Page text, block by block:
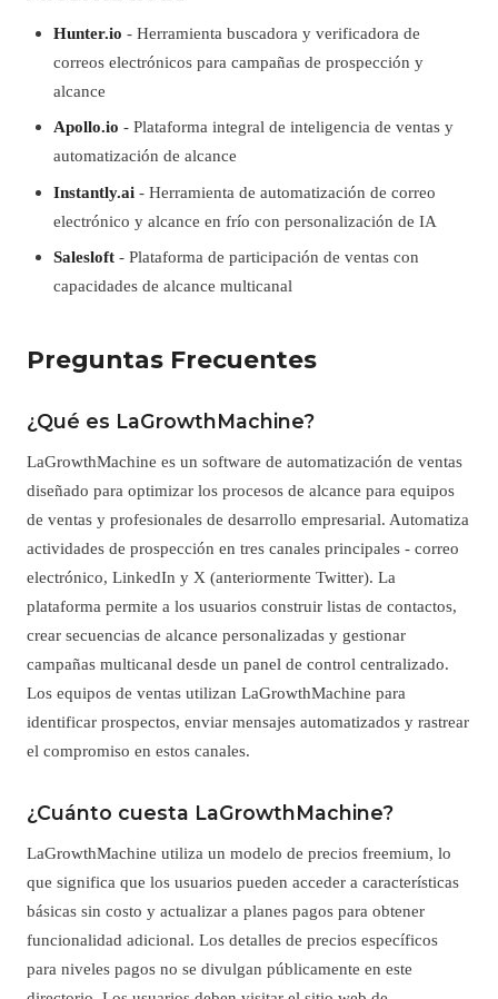
Hunter.io - Herramienta buscadora y verificadora de
correos electrónicos para campañas de prospección y
alcance
Apollo.io - Plataforma integral de inteligencia de ventas y
automatización de alcance
Instantly.ai - Herramienta de automatización de correo
electrónico y alcance en frío con personalización de IA
Salesloft - Plataforma de participación de ventas con
capacidades de alcance multicanal
Preguntas Frecuentes
¿Qué es LaGrowthMachine?
LaGrowthMachine es un software de automatización de ventas
diseñado para optimizar los procesos de alcance para equipos
de ventas y profesionales de desarrollo empresarial. Automatiza
actividades de prospección en tres canales principales - correo
electrónico, LinkedIn y X (anteriormente Twitter). La
plataforma permite a los usuarios construir listas de contactos,
crear secuencias de alcance personalizadas y gestionar
campañas multicanal desde un panel de control centralizado.
Los equipos de ventas utilizan LaGrowthMachine para
identificar prospectos, enviar mensajes automatizados y rastrear
el compromiso en estos canales.
¿Cuánto cuesta LaGrowthMachine?
LaGrowthMachine utiliza un modelo de precios freemium, lo
que significa que los usuarios pueden acceder a características
básicas sin costo y actualizar a planes pagos para obtener
funcionalidad adicional. Los detalles de precios específicos
para niveles pagos no se divulgan públicamente en este